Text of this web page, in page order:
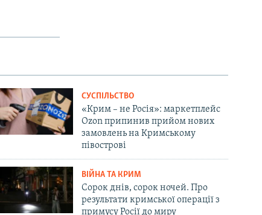
СУСПІЛЬСТВО
«Крим – не Росія»: маркетплейс
Ozon припинив прийом нових
замовлень на Кримському
півострові
ВІЙНА ТА КРИМ
Сорок днів, сорок ночей. Про
результати кримської операції з
примусу Росії до миру